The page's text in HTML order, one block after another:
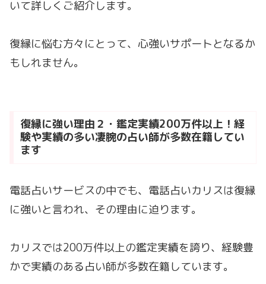
いて詳しくご紹介します。
復縁に悩む方々にとって、心強いサポートとなるか
もしれません。
復縁に強い理由２・鑑定実績200万件以上！経
験や実績の多い凄腕の占い師が多数在籍してい
ます
電話占いサービスの中でも、電話占いカリスは復縁
に強いと言われ、その理由に迫ります。
カリスでは200万件以上の鑑定実績を誇り、経験豊
かで実績のある占い師が多数在籍しています。